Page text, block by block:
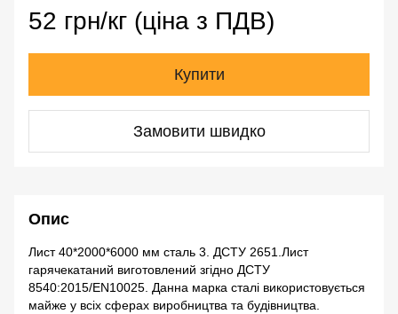
52 грн/кг (ціна з ПДВ)
Купити
Замовити швидко
Опис
Лист 40*2000*6000 мм сталь 3. ДСТУ 2651.Лист
гарячекатаний виготовлений згідно ДСТУ
8540:2015/EN10025. Данна марка сталі використовується
майже у всіх сферах виробництва та будівництва.